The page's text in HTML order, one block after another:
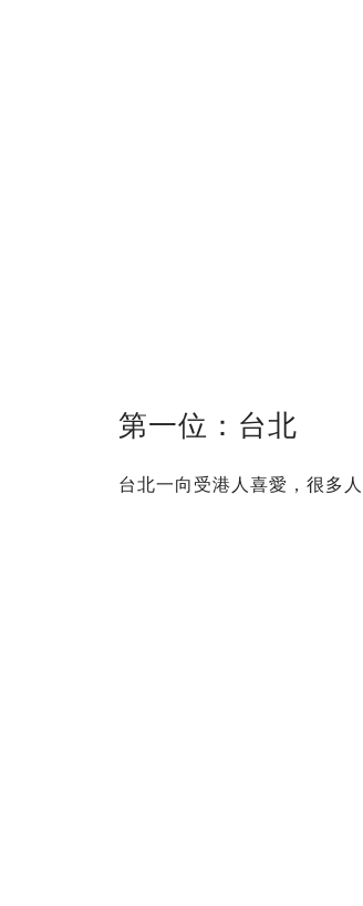
第一位：台北
台北一向受港人喜愛，很多